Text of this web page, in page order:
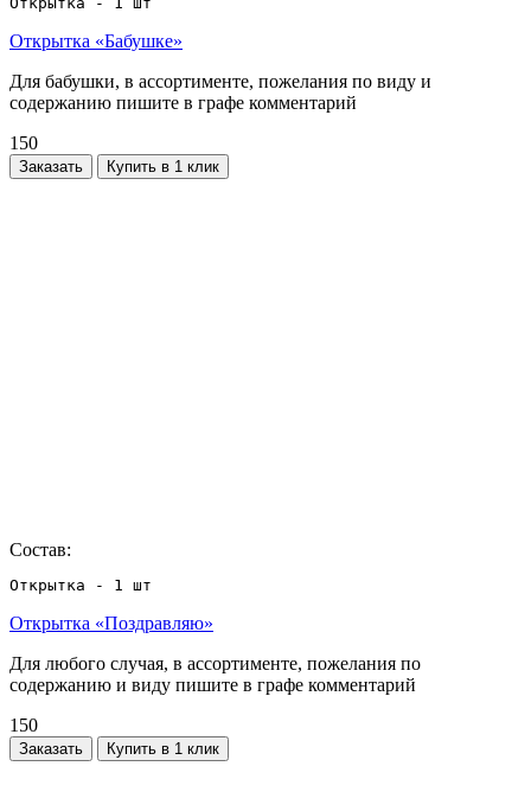
Открытка «Бабушке»
Для бабушки, в ассортименте, пожелания по виду и
содержанию пишите в графе комментарий
150
Заказать Купить в 1 клик
Состав:
Открытка - 1 шт
Открытка «Поздравляю»
Для любого случая, в ассортименте, пожелания по
содержанию и виду пишите в графе комментарий
150
Заказать Купить в 1 клик